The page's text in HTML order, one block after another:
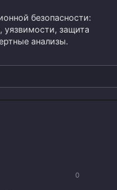
безопасности:
уязвимости, защита
анализы.
0